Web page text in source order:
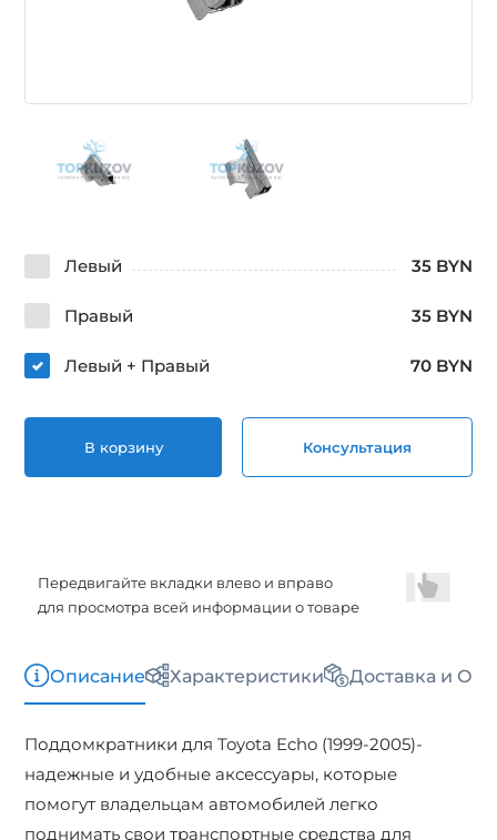
Левый 35 BYN
Правый 35 BYN
Левый + Правый 70 BYN
В корзину Консультация
Передвигайте вкладки влево и вправо
для просмотра всей информации о товаре
Описание Характеристики Доставка и
Поддомкратники для Toyota Echo (1999-2005)-
надежные и удобные аксессуары, которые
помогут владельцам автомобилей легко
поднимать свои транспортные средства для